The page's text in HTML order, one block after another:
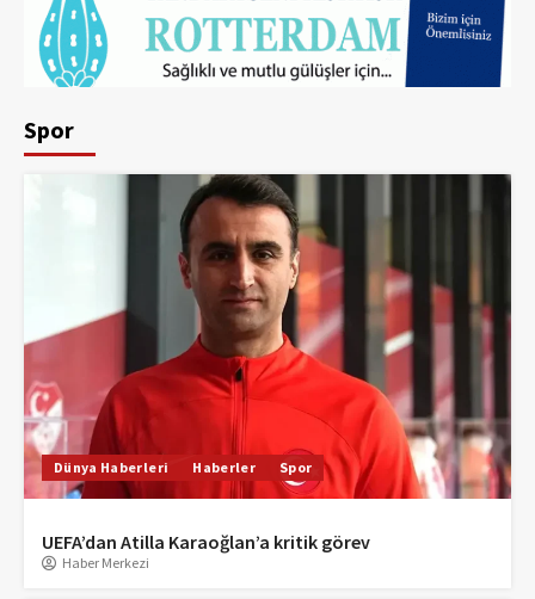
Spor
Dünya Haberleri Haberler Spor
UEFA’dan Atilla Karaoğlan’a kritik görev
Haber Merkezi